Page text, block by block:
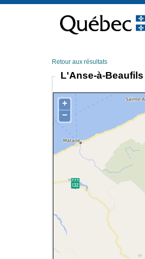
contenu
Retour aux résultats
L'Anse-à-Beaufils
+
−